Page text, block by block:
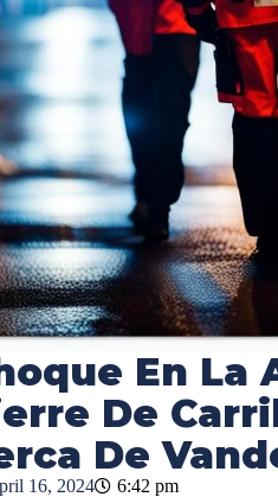
En La
De
De
16, 2024 6:42 pm